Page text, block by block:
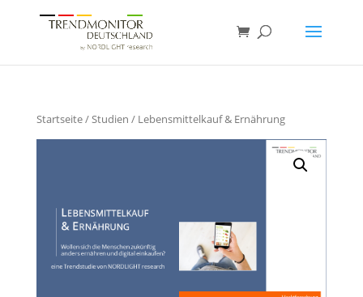
Startseite/Studien / Lebensmittelkauf & Ernährung